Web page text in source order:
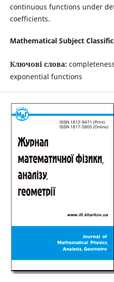
continuous functions under
coefficients.
Mathematical Subject
Ключові слова:
exponential functions